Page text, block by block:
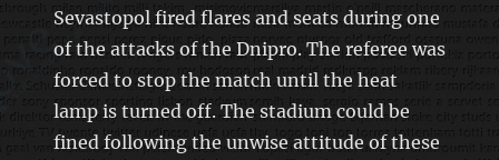
Sevastopol fired flares and seats during one
of the attacks of the Dnipro. The referee was
forced to stop the match until the heat
lamp is turned off. The stadium could be
fined following the unwise attitude of these